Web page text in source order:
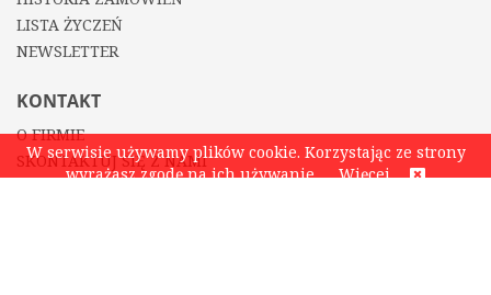
LISTA ŻYCZEŃ
NEWSLETTER
KONTAKT
O FIRMIE
SKONTAKTUJ SIĘ Z NAMI
W serwisie używamy plików cookie. Korzystając ze strony
wyrażasz zgodę na ich używanie.
Więcej